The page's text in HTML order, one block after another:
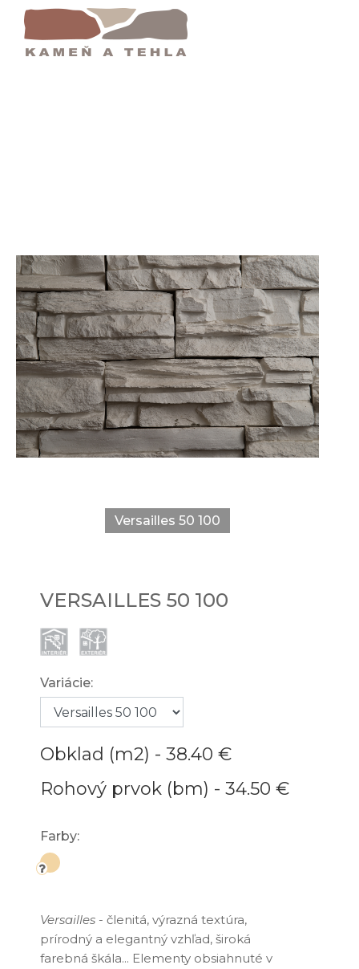
50 100 | Kamenný Obklad | Kameňa
Versailles 50 100
VERSAILLES 50 100
Variácie:
Obklad (m2) - 38.40 €
Rohový prvok (bm) - 34.50 €
Farby:
Versailles - členitá, výrazná textúra,
prírodný a elegantný vzhľad, široká
farebná škála... Elementy obsiahnuté v